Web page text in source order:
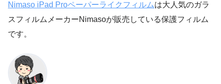
Nimaso iPad Proペーパーライクフィルムは大人気のガラ
スフィルムメーカーNimasoが販売している保護フィルム
です。